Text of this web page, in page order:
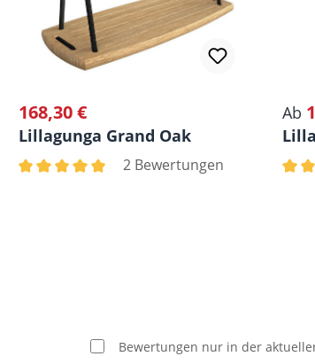
Regulärer Preis:
168,30 €
Lillagunga Grand Oak
2 Bewertungen
Ab
Bewertungen nur in der